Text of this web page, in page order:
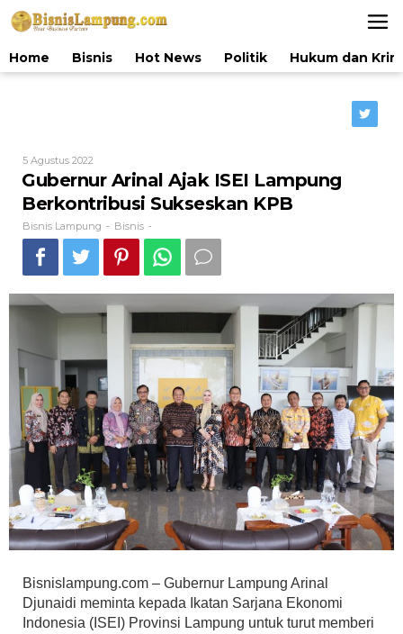
Lewati
ke
Home
Bisnis Hot News Politik Hukum dan
5 Agustus 2022
Bisnis
Lampung
Gubernur Arinal Ajak ISEI Lampung
Berkontribusi Sukseskan KPB
Bisnis Lampung - Bisnis -
Bisnislampung.com – Gubernur Lampung Arinal
Djunaidi meminta kepada Ikatan Sarjana Ekonomi
Indonesia (ISEI) Provinsi Lampung untuk turut memberi